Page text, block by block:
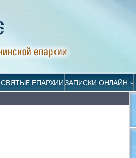
СВЯТЫЕ ЕПАРХИИЗАПИСКИ ОНЛАЙН